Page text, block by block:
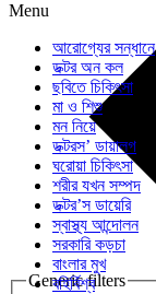
Generic filters
Menu
আরোগ্যের সন্ধানে
ডক্টর অন কল
ছবিতে চিকিৎসা
মা ও শিশু
মন নিয়ে
ডক্টরস’ ডায়ালগ
ঘরোয়া চিকিৎসা
শরীর যখন সম্পদ
ডক্টর’স ডায়েরি
স্বাস্থ্য আন্দোলন
সরকারি কড়চা
বাংলার মুখ
বহির্বিশ্ব